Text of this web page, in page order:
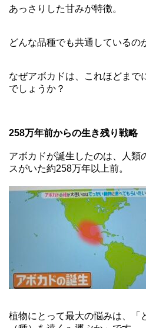
あっさりした甘みが特徴。
どんな品種でも共通しているの
なぜアボカドは、これほどまで
でしょうか？
258万年前からの生き残り戦略
アボカドが誕生したのは、人類
スがいた約258万年以上前。
植物にとって最大の悩みは、「